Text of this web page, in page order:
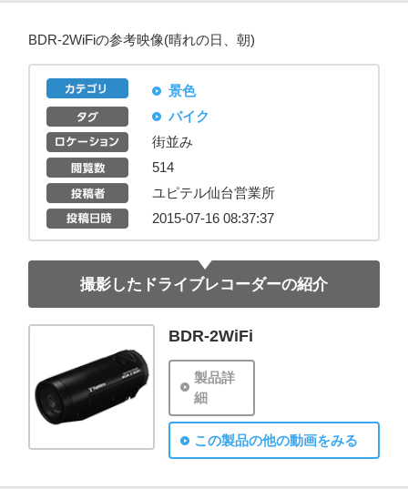
BDR-2WiFiの参考映像(晴れの日、朝)
景色
バイク
街並み
514
ユピテル仙台営業所
2015-07-16 08:37:37
撮影したドライブレコーダーの紹介
BDR-2WiFi
製品詳
細
この製品の他の動画をみる